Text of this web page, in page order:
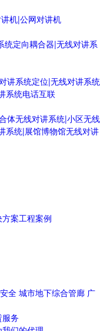
全 城市地下综合管廊 广
务